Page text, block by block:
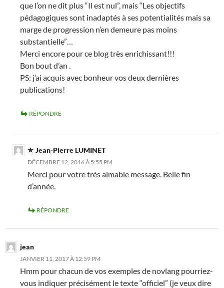
que l’on ne dit plus “Il est nul”, mais “Les objectifs
pédagogiques sont inadaptés à ses potentialités mais sa
marge de progression n’en demeure pas moins
substantielle”…
Merci encore pour ce blog très enrichissant!!!
Bon bout d’an .
PS: j’ai acquis avec bonheur vos deux dernières
publications!
RÉPONDRE
Jean-Pierre LUMINET
DÉCEMBRE 12, 2016 À 5:55 PM
Merci pour votre très aimable message. Belle fin
d’année.
RÉPONDRE
jean
JANVIER 11, 2017 À 12:59 PM
Hmm pour chacun de vos exemples de novlang pourriez-
vous indiquer précisément le texte “officiel” (je veux dire